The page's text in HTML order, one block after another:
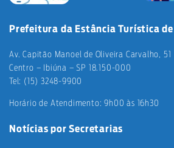
Prefeitura da Estância Turística
Av. Capitão Manoel de Oliveira Carvalho, 51
Centro – Ibiúna – SP 18.150-000
Tel: (15) 3248-9900
Horário de Atendimento: 9h00 às 16h30
Notícias por Secretarias